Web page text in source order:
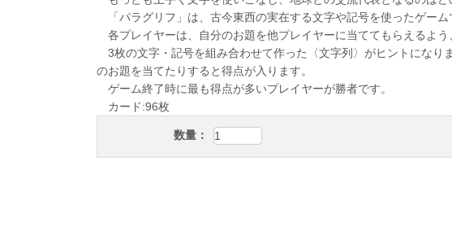
「パラグリフ」は、古今東西の実在する文字や記号を使ったゲーム
各プレイヤーは、自分のお題を他プレイヤーに当ててもらえるよう
3枚の文字・記号を組み合わせて作った〈文字列〉がヒントになり
のお題を当てたりすると得点が入ります。
ゲーム終了時に最も得点が多いプレイヤーが勝者です。
カード:96枚
数量：